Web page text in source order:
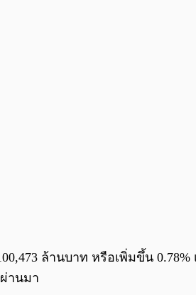
ล้านบาท หรือเพิ่มขึ้น 0.78%
านมา